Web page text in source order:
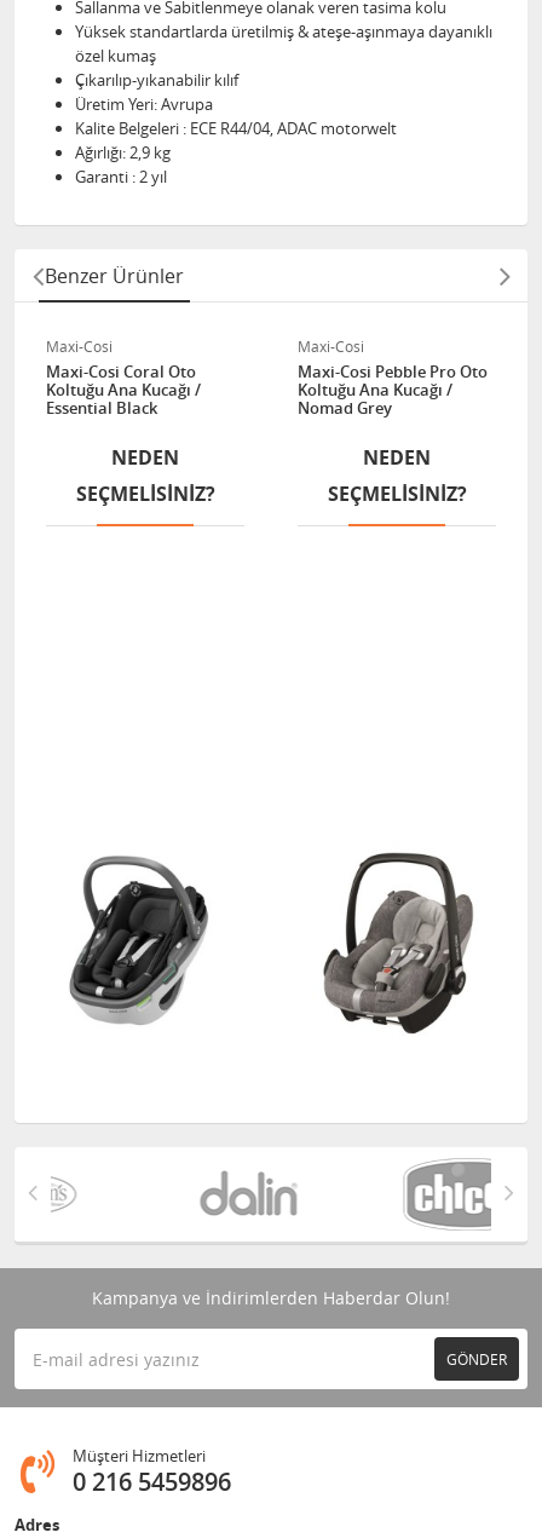
Sallanma ve Sabitlenmeye olanak veren tasima kolu
Yüksek standartlarda üretilmiş & ateşe-aşınmaya dayanıklı
özel kumaş
Çıkarılıp-yıkanabilir kılıf
Üretim Yeri: Avrupa
Kalite Belgeleri : ECE R44/04, ADAC motorwelt
Ağırlığı: 2,9 kg
Garanti : 2 yıl
Benzer Ürünler
Maxi-Cosi
Maxi-Cosi Coral Oto
Koltuğu Ana Kucağı /
Essential Black
NEDEN
SEÇMELISINIZ?
Maxi-Cosi
Maxi-Cosi Pebble Pro Oto
Koltuğu Ana Kucağı /
Nomad Grey
NEDEN
SEÇMELISINIZ?
Kampanya ve İndirimlerden Haberdar Olun!
GÖNDER
Müşteri Hizmetleri
0 216 5459896
Adres